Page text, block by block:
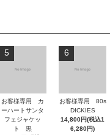
5
お客様専用 カ
ーハートサンタ
フェジャケッ
ト 黒
6
お客様専用 80s
DICKIES
14,800円(税込1
6,280円)